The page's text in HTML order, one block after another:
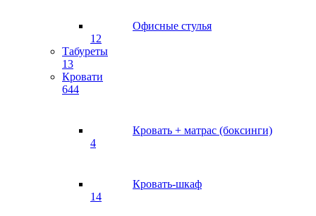
Офисные стулья
12
Табуреты
13
Кровати
644
Кровать + матрас (боксинги)
4
Кровать-шкаф
14